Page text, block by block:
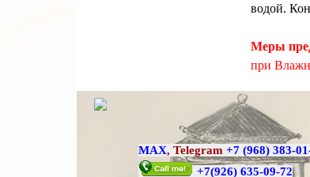
водой.
Меры
при
MAX, Telegram +7 (968) 383-
+7(926) 635-09-72